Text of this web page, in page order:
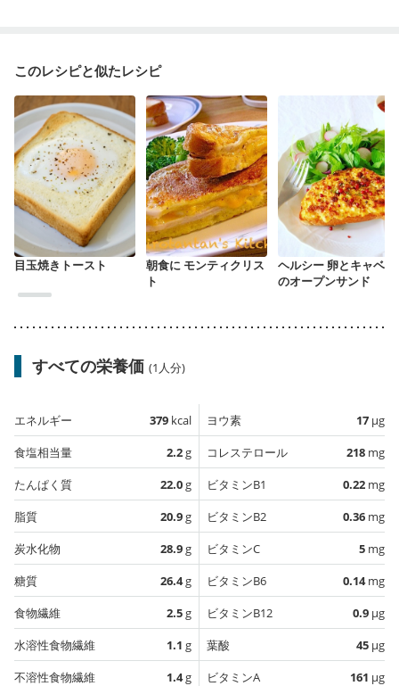
このレシピと似たレシピ
目玉焼きトースト
朝食に モンティクリス
ト
ヘルシー 卵とキャベツ
のオープンサンド
すべての栄養価 (1人分)
エネルギー 379 kcal
食塩相当量
2.2g
たんぱく質
22.0g
脂質
20.9g
炭水化物
28.9g
糖質
26.4g
食物繊維
2.5g
水溶性食物繊維
1.1 g
不溶性食物繊維
1.4g
ヨウ素 17 µg
コレステロール
218 mg
ビタミンB1
0.22 mg
ビタミンB2
0.36 mg
ビタミンC
5 mg
ビタミンB6
0.14mg
ビタミンB12
0.9 µg
葉酸
45 µg
ビタミンA
161 µg